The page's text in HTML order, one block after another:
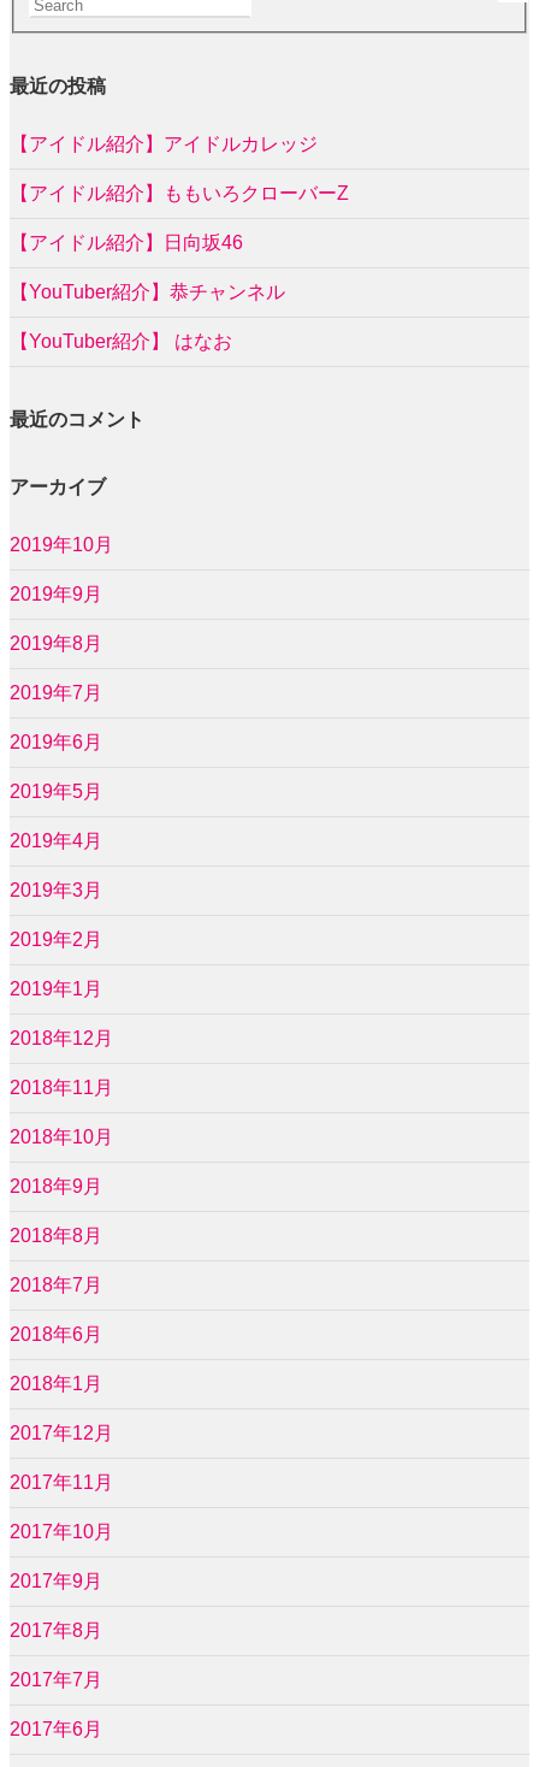
最近の投稿
【アイドル紹介】アイドルカレッジ
【アイドル紹介】ももいろクローバーZ
【アイドル紹介】日向坂46
【YouTuber紹介】恭チャンネル
【YouTuber紹介】 はなお
最近のコメント
アーカイブ
2019年10月
2019年9月
2019年8月
2019年7月
2019年6月
2019年5月
2019年4月
2019年3月
2019年2月
2019年1月
2018年12月
2018年11月
2018年10月
2018年9月
2018年8月
2018年7月
2018年6月
2018年1月
2017年12月
2017年11月
2017年10月
2017年9月
2017年8月
2017年7月
2017年6月